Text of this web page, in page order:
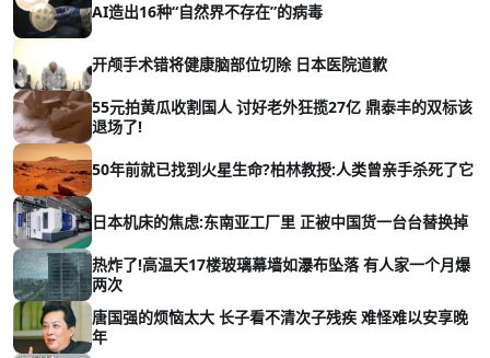
AI造出16种“自然界不存在”的病毒
开颅手术错将健康脑部位切除 日本医院道歉
55元拍黄瓜收割国人 讨好老外狂揽27亿 鼎泰丰的双标该
退场了!
50年前就已找到火星生命?柏林教授:人类曾亲手杀死了它
日本机床的焦虑:东南亚工厂里 正被中国货一台台替换掉
热炸了!高温天17楼玻璃幕墙如瀑布坠落 有人家一个月爆
两次
唐国强的烦恼太大 长子看不清次子残疾 难怪难以安享晚
年